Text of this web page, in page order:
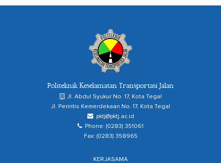
Politeknik Keselamatan Transportasi Jalan
Jl. Abdul Syukur No. 17, Kota Tegal
Jl. Perintis Kemerdekaan No. 17, Kota Tegal
pktj@pktj.ac.id
Phone: (0283) 351061
Fax: (0283) 358965
KERJASAMA